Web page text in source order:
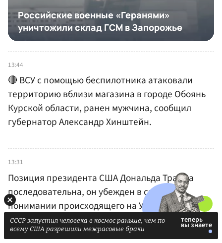
13:44
🔴 ВСУ с помощью беспилотника атаковали
территорию вблизи магазина в городе Обоянь
Курской области, ранен мужчина, сообщил
губернатор Александр Хинштейн.
13:31
Позиция президента США Дональда Трампа
последовательна, он убежден в своем
понимании происходящего на Украине, заявил
пресс-секретарь президента РФ Дмитрий
Песков.
СССР запустил человека в космос раньше, чем по
всему США разрешили межрасовые браки